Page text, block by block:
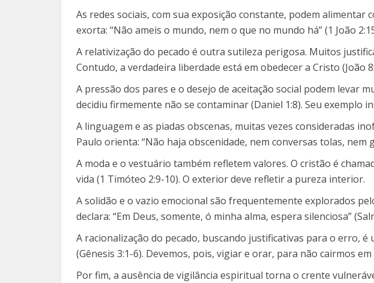
As redes sociais, com sua exposição constante, podem
exorta: “Não ameis o mundo, nem o que no mundo há” (1 João
A relativização do pecado é outra sutileza perigosa. Muitos
Contudo, a verdadeira liberdade está em obedecer a Cristo (João
A pressão dos pares e o desejo de aceitação social podem levar
decidiu firmemente não se contaminar (Daniel 1:8). Seu exemplo
A linguagem e as piadas obscenas, muitas vezes consideradas
Paulo orienta: “Não haja obscenidade, nem conversas tolas, nem
A moda e o vestuário também refletem valores. O cristão é
vida (1 Timóteo 2:9-10). O exterior deve refletir a pureza interior.
A solidão e o vazio emocional são frequentemente explorados
declara: “Em Deus, somente, ó minha alma, espera silenciosa”
A racionalização do pecado, buscando justificativas para o erro,
(Gênesis 3:1-6). Devemos, pois, vigiar e orar, para não cairmos
Por fim, a ausência de vigilância espiritual torna o crente